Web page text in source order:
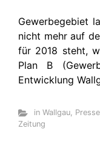
Gewerbegebiet
nicht mehr auf
für 2018 steht,
Plan B
Entwicklung
in Wallgau,
Zeitung